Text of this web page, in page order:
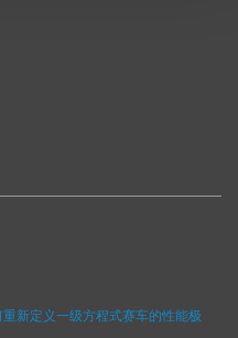
新定义一级方程式赛车的性能极